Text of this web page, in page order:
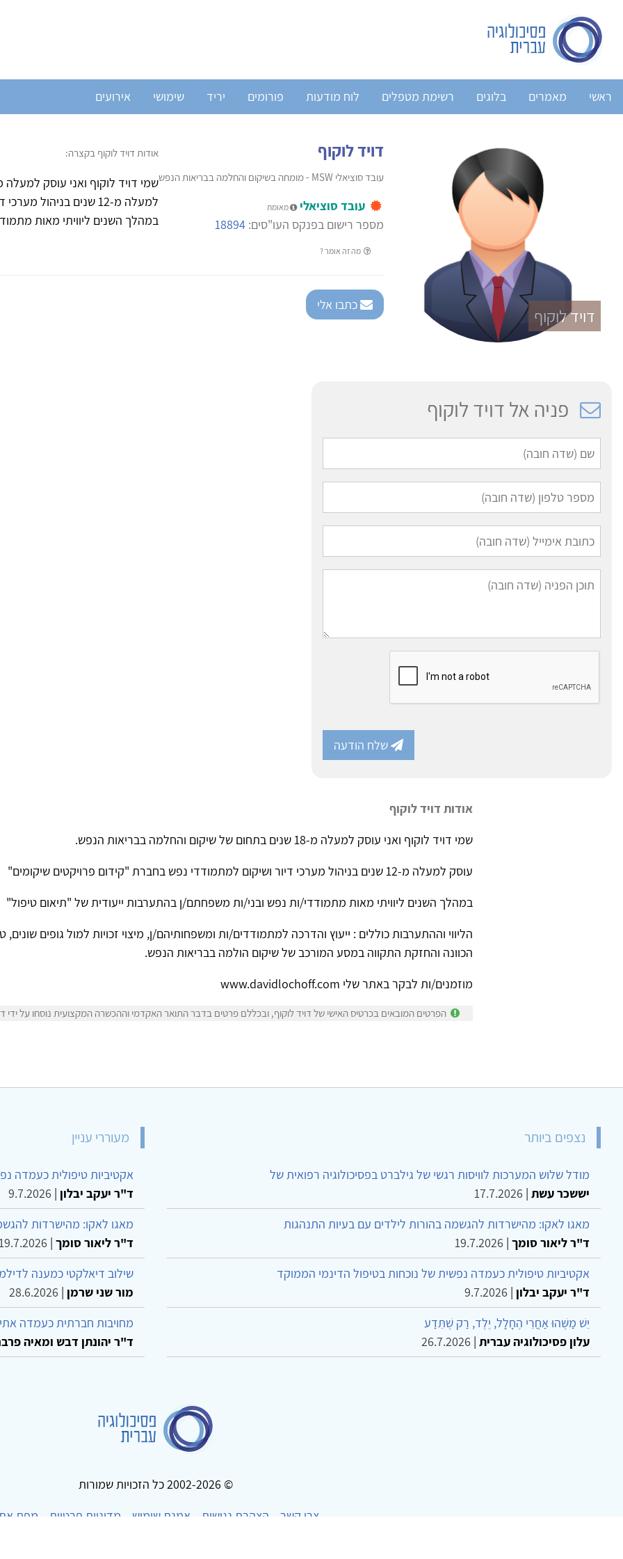
ראשי מאמרים בלוגים רשימת מטפלים לוח מודעות פורומים יריד שימושי אירועים
דויד לוקוף
דויד לוקוף
עובד סוציאלי MSW - מומחה בשיקום והחלמה בבריאות הנפש
עובד סוציאלי מאומת
מספר רישום בפנקס העו"סים: 18894
מה זה אומר ?
אודות דויד לוקוף בקצרה:
למעלה מ-12 שנים
במהלך השנים ליוויתי מאות
כתבו אלי
פניה אל דויד לוקוף
שלח הודעה
אודות דויד לוקוף
שמי דויד לוקוף ואני עוסק למעלה מ-18 שנים בתחום של שיקום והחלמה בבריאות הנפש.
עוסק למעלה מ-12 שנים בניהול מערכי דיור ושיקום למתמודדי נפש בחברת "קידום פרויקטים שיקומים"
במהלך השנים ליוויתי מאות מתמודדי/ות נפש ובני/ות משפחתם/ן בהתערבות ייעודית של "תיאום טיפול"
הליווי וההתערבות כוללים : ייעוץ והדרכה למתמודדים/ות ומשפחותיהם/ן, מיצוי זכויות למול גופים
הכוונה והחזקת התקווה במסע המורכב של שיקום הולמה בבריאות הנפש.
מוזמנים/ות לבקר באתר שלי www.davidlochoff.com
הפרטים המובאים בכרטיס האישי של דויד לוקוף, ובכללם פרטים בדבר התואר האקדמי וההכשרה המקצועית נוסחו על ידי
נצפים ביותר
מודל שלוש המערכות לוויסות רגשי של גילברט בפסיכולוגיה רפואית של
יששכר עשת |
17.7.2026
מאגו לאקו: מהישרדות להגשמה בהורות לילדים עם בעיות התנהגות
ד"ר ליאור סומך |
19.7.2026
אקטיביות טיפולית כעמדה נפשית של נוכחות בטיפול הדינמי הממוקד
ד"ר יעקב יבלון |
9.7.2026
יֵשׁ מַשֶּׁהוּ אַחֲרֵי הֶחָלָל, יֶלֶד, רַק שֶׁתֵּדַע
עלון פסיכולוגיה עברית |
26.7.2026
מעוררי עניין
אקטיביות טיפולית כעמדה
ד"ר יעקב יבלון |
9.7.2026
מאגו לאקו: מהישרדות
ד"ר ליאור סומך |
שילוב דיאלקטי כמענה
מור שני שרמן |
28.6.2026
מחויבות חברתית כעמדה
ד"ר יהונתן דבש ומאיה
© 2002-2026 כל הזכויות שמורות
צרו קשר
הצהרת נגישות אמנת שימוש מדיניות פרטיות
מפת